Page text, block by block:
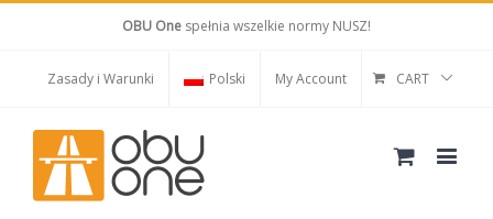
OBU One spełnia wszelkie normy NUSZ!
Zasady i Warunki Polski My Account CART